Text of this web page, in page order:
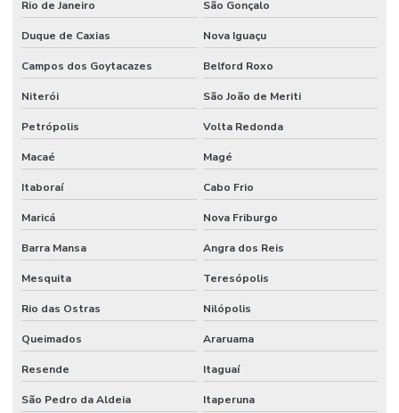
Rio de Janeiro São Gonçalo
Duque de Caxias Nova Iguaçu
Campos dos Goytacazes Belford Roxo
Niterói São João de Meriti
Petrópolis Volta Redonda
Macaé Magé
Itaboraí Cabo Frio
Maricá Nova Friburgo
Barra Mansa Angra dos Reis
Mesquita Teresópolis
Rio das Ostras Nilópolis
Queimados Araruama
Resende Itaguaí
São Pedro da Aldeia Itaperuna